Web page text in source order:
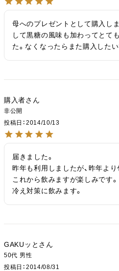
母へのプレゼントとして購入し
して黒糖の風味も加わってとて
た。なくなったらまた購入したい
購入者
非公開
投稿日
2014/10/13
届きました。
昨年も利用しましたが、昨年より
これから飲みますが楽しみです。
冷え対策に飲みます。
GAKUッと
50代 男性
投稿日
2014/08/31